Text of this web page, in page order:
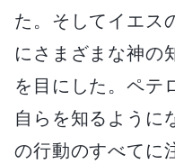
た。そしてイエス
にさまざまな神の
を目にした。ペテ
自らを知るように
の行動のすべてに